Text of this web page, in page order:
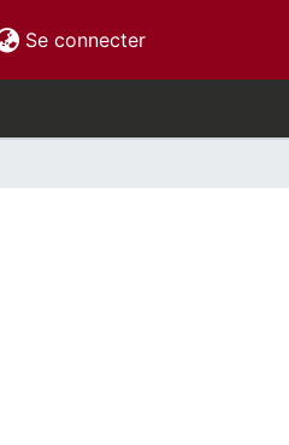
Se connecter(current)